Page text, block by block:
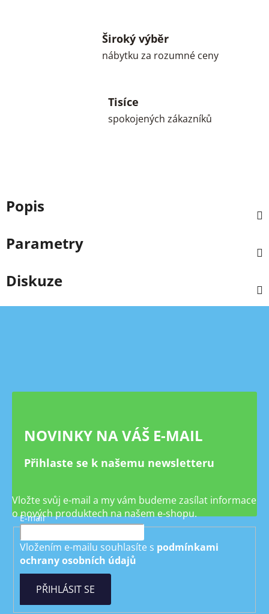
Široký výběr
nábytku za rozumné ceny
Tisíce
spokojených zákazníků
Popis
Parametry
Diskuze
Z
NOVINKY NA VÁŠ E-MAIL
Přihlaste se k našemu newsletteru
Vložte svůj e-mail a my vám budeme zasílat informace
o nových produktech na našem e-shopu.
E-mail
Vložením e-mailu souhlasíte s podmínkami
ochrany osobních údajů
PŘIHLÁSIT SE